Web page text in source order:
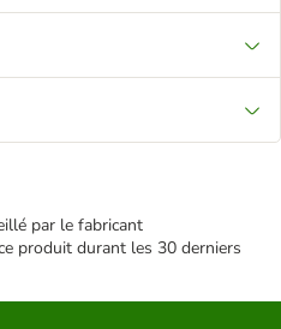
par le fabricant
produit durant les 30 derniers